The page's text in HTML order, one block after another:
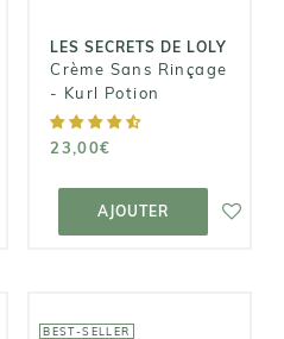
LES SECRETS DE LOLY
Crème Sans Rinçage
- Kurl Potion
23,00€
AJOUTER
AJOUTER AU
PANIER
BEST-SELLER